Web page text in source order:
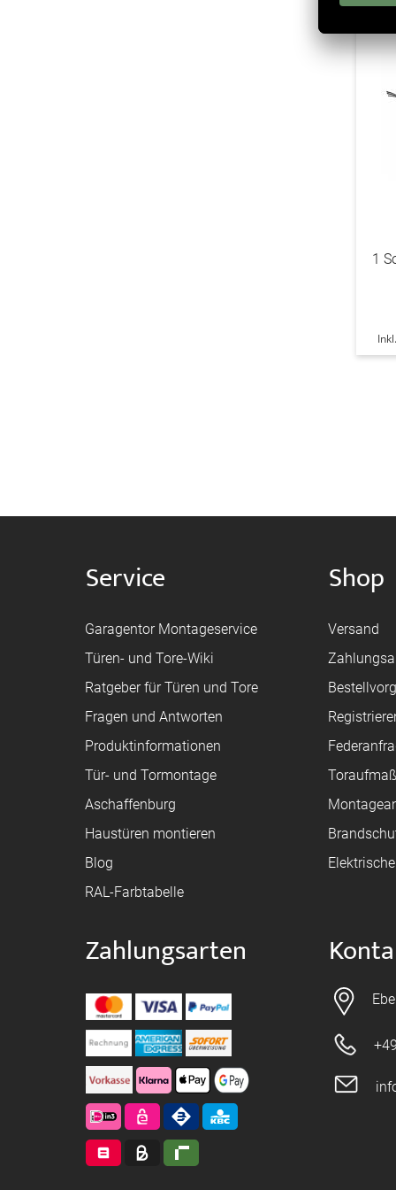
1
Service
Garagentor Montageservice
Türen- und Tore-Wiki
Ratgeber für Türen und Tore
Fragen und Antworten
Produktinformationen
Tür- und Tormontage
Aschaffenburg
Haustüren montieren
Blog
RAL-Farbtabelle
Shop
Versand
Zahlungsarten